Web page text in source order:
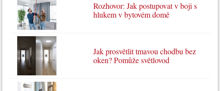
Rozhovor: Jak postupovat v boji s
hlukem v bytovém domě
Jak prosvětlit tmavou chodbu bez
oken? Pomůže světlovod